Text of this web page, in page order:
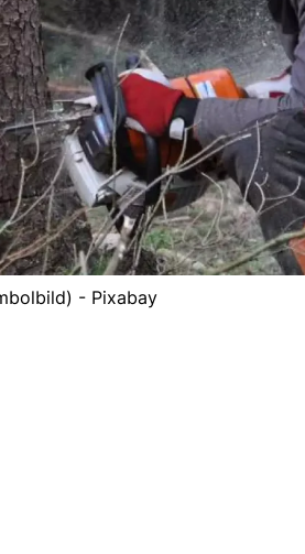
- Pixabay